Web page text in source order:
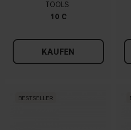
TOOLS
10 €
KAUFEN
BESTSELLER